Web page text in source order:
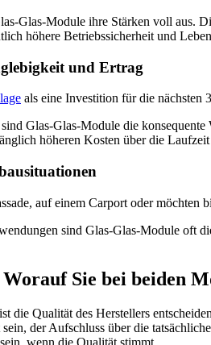
Glas-Module ihre Stärken voll aus.
höhere Betriebssicherheit und
und Ertrag
als eine Investition für die nächsten
Glas-Glas-Module die
höheren Kosten über die Laufzeit
auf einem Carport oder
sind Glas-Glas-Module oft
Sie bei beiden
die Qualität des Herstellers
der Aufschluss über die
wenn die Qualität stimmt.